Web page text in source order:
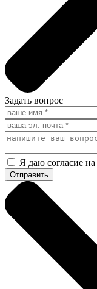
Задать вопрос
Я даю согласие на